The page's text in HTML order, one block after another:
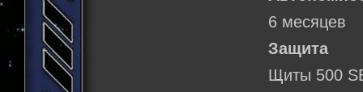
6 месяцев
Защита
Щиты 500